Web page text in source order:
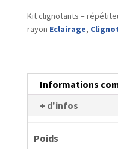
-
répétiteurs
1984/1987
Kit clignotants –
rayon Eclairage,
Informations
+ d'infos
Poids